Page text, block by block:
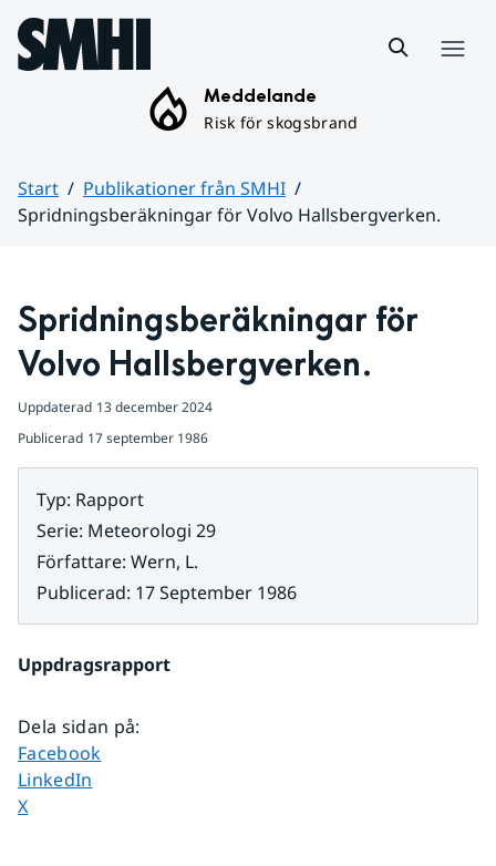
Hoppa till sidans innehåll
Meddelande
Risk för skogsbrand
Start
Publikationer från SMHI
Spridningsberäkningar för Volvo Hallsbergverken.
Spridningsberäkningar för
Volvo Hallsbergverken.
Uppdaterad 13 december 2024
Publicerad 17 september 1986
Typ: Rapport
Serie: Meteorologi 29
Författare: Wern, L.
Publicerad: 17 September 1986
Uppdragsrapport
Dela sidan på:
Dela sidan på
Facebook
Dela sidan på
LinkedIn
Dela sidan på
X